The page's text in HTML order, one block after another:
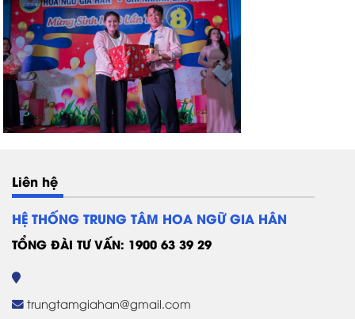
Liên hệ
HỆ THỐNG TRUNG TÂM HOA NGỮ GIA HÂN
TỔNG ĐÀI TƯ VẤN: 1900 63 39 29
trungtamgiahan@gmail.com